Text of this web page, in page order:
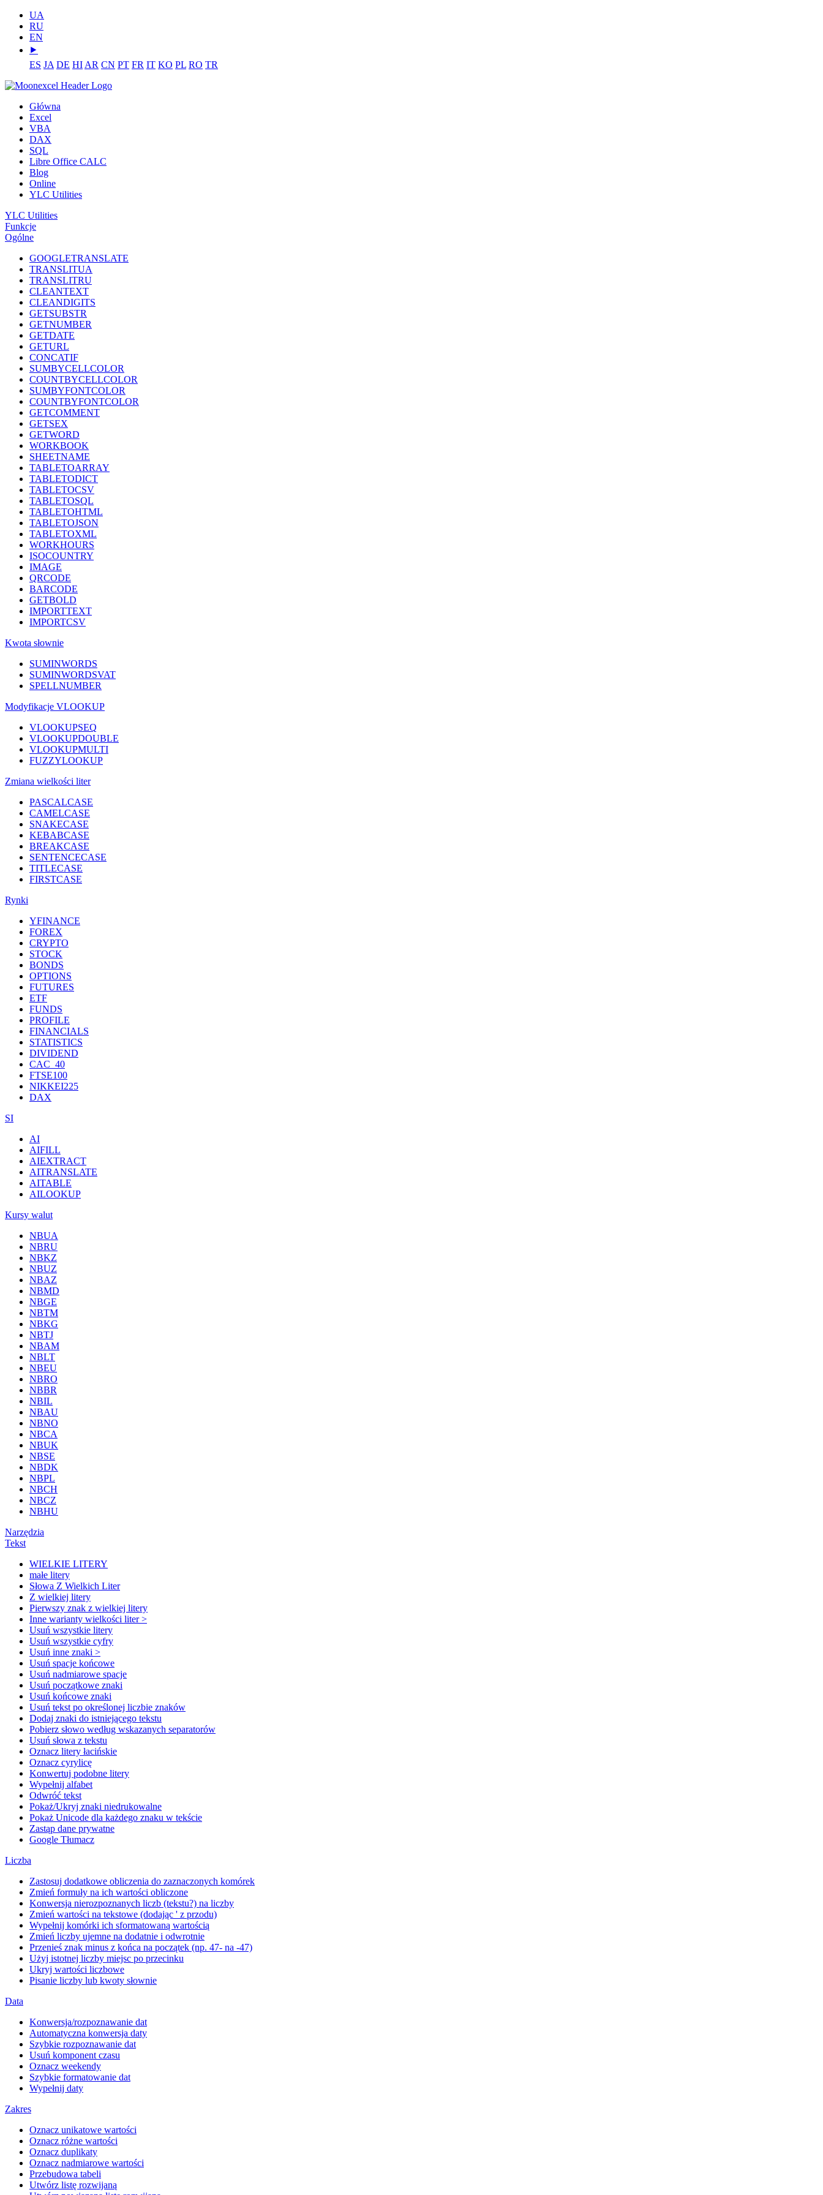
UA
RU
EN
⯈
ES JA DE HI AR CN PT FR IT KO PL RO TR
Główna
Excel
VBA
DAX
SQL
Libre Office CALC
Blog
Online
YLC Utilities
YLC Utilities
Funkcje
Ogólne
GOOGLETRANSLATE
TRANSLITUA
TRANSLITRU
CLEANTEXT
CLEANDIGITS
GETSUBSTR
GETNUMBER
GETDATE
GETURL
CONCATIF
SUMBYCELLCOLOR
COUNTBYCELLCOLOR
SUMBYFONTCOLOR
COUNTBYFONTCOLOR
GETCOMMENT
GETSEX
GETWORD
WORKBOOK
SHEETNAME
TABLETOARRAY
TABLETODICT
TABLETOCSV
TABLETOSQL
TABLETOHTML
TABLETOJSON
TABLETOXML
WORKHOURS
ISOCOUNTRY
IMAGE
QRCODE
BARCODE
GETBOLD
IMPORTTEXT
IMPORTCSV
Kwota słownie
SUMINWORDS
SUMINWORDSVAT
SPELLNUMBER
Modyfikacje VLOOKUP
VLOOKUPSEQ
VLOOKUPDOUBLE
VLOOKUPMULTI
FUZZYLOOKUP
Zmiana wielkości liter
PASCALCASE
CAMELCASE
SNAKECASE
KEBABCASE
BREAKCASE
SENTENCECASE
TITLECASE
FIRSTCASE
Rynki
YFINANCE
FOREX
CRYPTO
STOCK
BONDS
OPTIONS
FUTURES
ETF
FUNDS
PROFILE
FINANCIALS
STATISTICS
DIVIDEND
CAC_40
FTSE100
NIKKEI225
DAX
SI
AI
AIFILL
AIEXTRACT
AITRANSLATE
AITABLE
AILOOKUP
Kursy walut
NBUA
NBRU
NBKZ
NBUZ
NBAZ
NBMD
NBGE
NBTM
NBKG
NBTJ
NBAM
NBLT
NBEU
NBRO
NBBR
NBIL
NBAU
NBNO
NBCA
NBUK
NBSE
NBDK
NBPL
NBCH
NBCZ
NBHU
Narzędzia
Tekst
WIELKIE LITERY
małe litery
Słowa Z Wielkich Liter
Z wielkiej litery
Pierwszy znak z wielkiej litery
Inne warianty wielkości liter >
Usuń wszystkie litery
Usuń wszystkie cyfry
Usuń inne znaki >
Usuń spacje końcowe
Usuń nadmiarowe spacje
Usuń początkowe znaki
Usuń końcowe znaki
Usuń tekst po określonej liczbie znaków
Dodaj znaki do istniejącego tekstu
Pobierz słowo według wskazanych separatorów
Usuń słowa z tekstu
Oznacz litery łacińskie
Oznacz cyrylicę
Konwertuj podobne litery
Wypełnij alfabet
Odwróć tekst
Pokaż/Ukryj znaki niedrukowalne
Pokaż Unicode dla każdego znaku w tekście
Zastąp dane prywatne
Google Tłumacz
Liczba
Zastosuj dodatkowe obliczenia do zaznaczonych komórek
Zmień formuły na ich wartości obliczone
Konwersja nierozpoznanych liczb (tekstu?) na liczby
Zmień wartości na tekstowe (dodając ' z przodu)
Wypełnij komórki ich sformatowaną wartością
Zmień liczby ujemne na dodatnie i odwrotnie
Przenieś znak minus z końca na początek (np. 47- na -47)
Użyj istotnej liczby miejsc po przecinku
Ukryj wartości liczbowe
Pisanie liczby lub kwoty słownie
Data
Konwersja/rozpoznawanie dat
Automatyczna konwersja daty
Szybkie rozpoznawanie dat
Usuń komponent czasu
Oznacz weekendy
Szybkie formatowanie dat
Wypełnij daty
Zakres
Oznacz unikatowe wartości
Oznacz różne wartości
Oznacz duplikaty
Oznacz nadmiarowe wartości
Przebudowa tabeli
Utwórz listę rozwijaną